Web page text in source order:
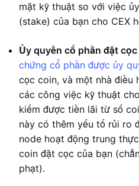
mặt kỹ thuật so với việc
(stake) của bạn cho CEX
Ủy quyền cổ phần đặt
chứng cổ phần được ủy
cọc coin, và một nhà điều
các công việc kỹ thuật
kiếm được tiền lãi từ số
này có thêm yếu tố rủi ro
node hoạt động trung
coin đặt cọc của bạn
phạt).